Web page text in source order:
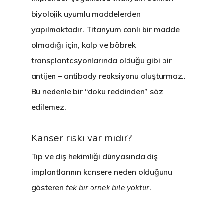
biyolojik uyumlu maddelerden
yapılmaktadır. Titanyum canlı bir madde
olmadığı için, kalp ve böbrek
transplantasyonlarında olduğu gibi bir
antijen – antibody reaksiyonu oluşturmaz..
Bu nedenle bir “doku reddinden” söz
edilemez.
Kanser riski var mıdır?
Tıp ve diş hekimliği dünyasında diş
implantlarının kansere neden olduğunu
gösteren tek bir örnek bile yoktur.
Hakkımızda
İdari Kadro
Kurumsal Kimlik
Tedavilerimiz
İmplant Tedavisi
All On Four İmplant
T.M.E. Çene Eklemi
ESTETİK
Diş Beyazlatma
Protez
BRANŞLAR
Hekimlerimiz
Sağlık Turizmi